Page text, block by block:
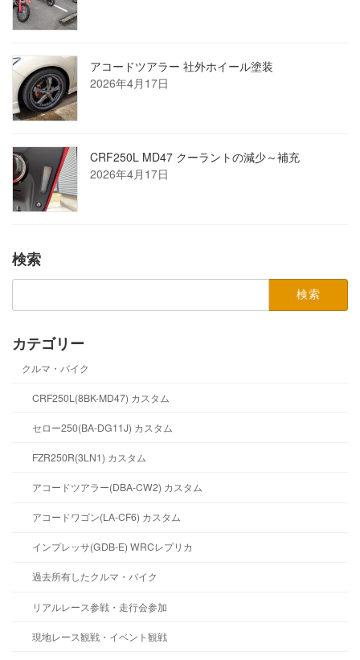
アコードツアラー 社外ホイール塗装
2026年4月17日
CRF250L MD47 クーラントの減少～補充
2026年4月17日
検索
検
カテゴリー
クルマ・バイク
CRF250L(8BK-MD47) カスタム
セロー250(BA-DG11J) カスタム
FZR250R(3LN1) カスタム
アコードツアラー(DBA-CW2) カスタム
アコードワゴン(LA-CF6) カスタム
インプレッサ(GDB-E) WRCレプリカ
過去所有したクルマ・バイク
リアルレース参戦・走行会参加
現地レース観戦・イベント観戦